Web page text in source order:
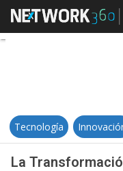
Tecnología
La